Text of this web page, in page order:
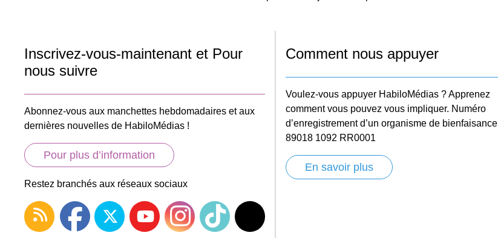
Inscrivez-vous-maintenant et Pour
nous suivre
Abonnez-vous aux manchettes hebdomadaires et aux
dernières nouvelles de HabiloMédias !
Pour plus d’information
Restez branchés aux réseaux sociaux
Comment nous appuyer
Voulez-vous appuyer HabiloMédias ? Apprenez
comment vous pouvez vous impliquer. Numéro
d’enregistrement d’un organisme de bienfaisance
89018 1092 RR0001
En savoir plus